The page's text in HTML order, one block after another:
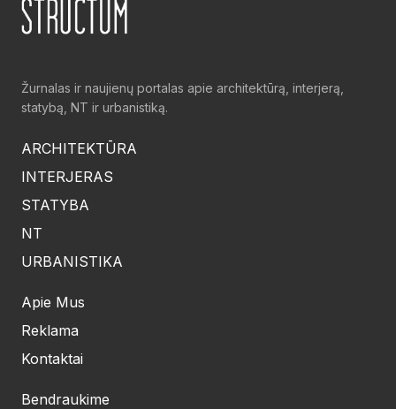
Žurnalas ir naujienų portalas apie architektūrą, interjerą,
statybą, NT ir urbanistiką.
ARCHITEKTŪRA
INTERJERAS
STATYBA
NT
URBANISTIKA
Apie Mus
Reklama
Kontaktai
Bendraukime